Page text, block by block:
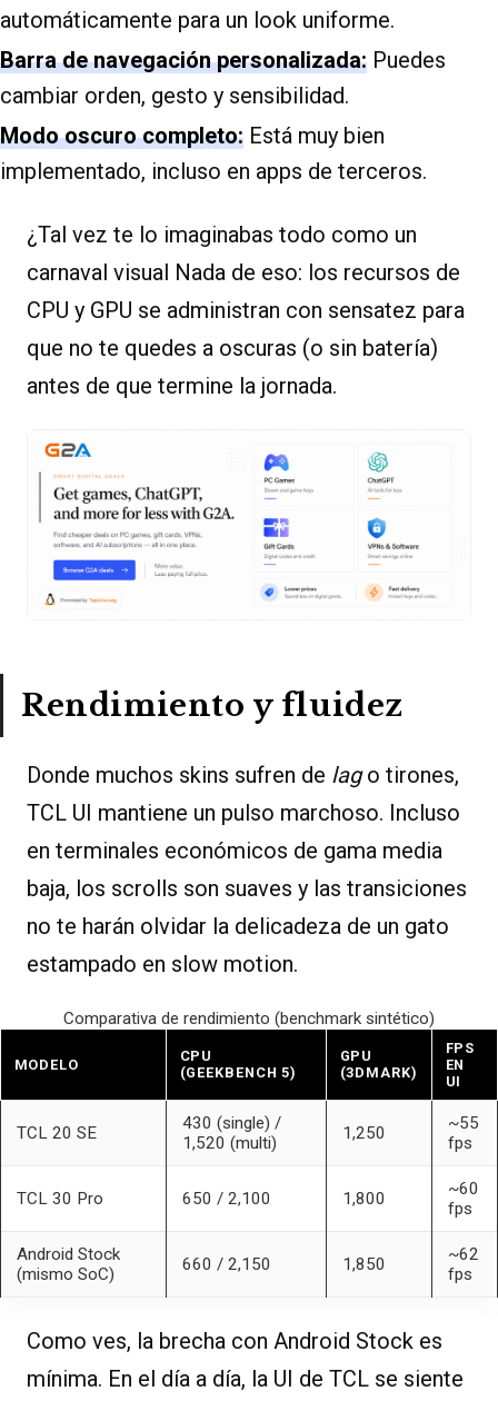
automáticamente para un look uniforme.
Barra de navegación personalizada: Puedes
cambiar orden, gesto y sensibilidad.
Modo oscuro completo: Está muy bien
implementado, incluso en apps de terceros.
¿Tal vez te lo imaginabas todo como un
carnaval visual Nada de eso: los recursos de
CPU y GPU se administran con sensatez para
que no te quedes a oscuras (o sin batería)
antes de que termine la jornada.
Rendimiento y fluidez
Donde muchos skins sufren de lago tirones,
TCL UI mantiene un pulso marchoso. Incluso
en terminales económicos de gama media
baja, los scrolls son suaves y las transiciones
no te harán olvidar la delicadeza de un gato
estampado en slow motion.
Comparativa de rendimiento (benchmark sintético)
MODELO
CPU
(GEEKBENCH 5)
GPU
(3DMARK)
FPS
EN
UI
TCL 20 SE
430 (single) /
1,520 (multi)
1,250
~55
fps
TCL 30 Pro 650 / 2,100 1,800
~60
fps
Android Stock
(mismo SoC)
660 / 2,150 1,850
~62
fps
Como ves, la brecha con Android Stock es
mínima. En el día a día, la UI de TCL se siente